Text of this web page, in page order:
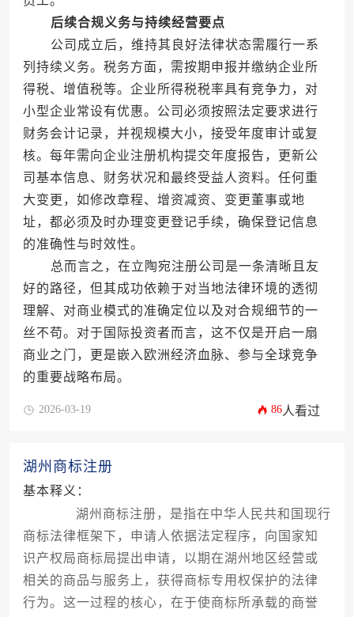
后续合规义务与持续经营要点
公司成立后，维持其良好法律状态需履行一系
列持续义务。税务方面，需按期申报并缴纳企业所
得税、增值税等。企业所得税税率具有竞争力，对
小型企业常设有优惠。公司必须按照法定要求进行
财务会计记录，并视规模大小，接受年度审计或复
核。每年需向企业注册机构提交年度报告，更新公
司基本信息、财务状况和最终受益人资料。任何重
大变更，如修改章程、增资减资、变更董事或地
址，都必须及时办理变更登记手续，确保登记信息
的准确性与时效性。
总而言之，在立陶宛注册公司是一条清晰且友
好的路径，但其成功依赖于对当地法律环境的透彻
理解、对商业模式的准确定位以及对合规细节的一
丝不苟。对于国际投资者而言，这不仅是开启一扇
商业之门，更是嵌入欧洲经济血脉、参与全球竞争
的重要战略布局。
2026-03-19 86人看过
湖州商标注册
基本释义：
湖州商标注册，是指在中华人民共和国现行
商标法律框架下，申请人依据法定程序，向国家知
识产权局商标局提出申请，以期在湖州地区经营或
相关的商品与服务上，获得商标专用权保护的法律
行为。这一过程的核心，在于使商标所承载的商誉